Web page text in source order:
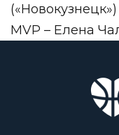
(«Новокузнецк»)
MVP – Елена